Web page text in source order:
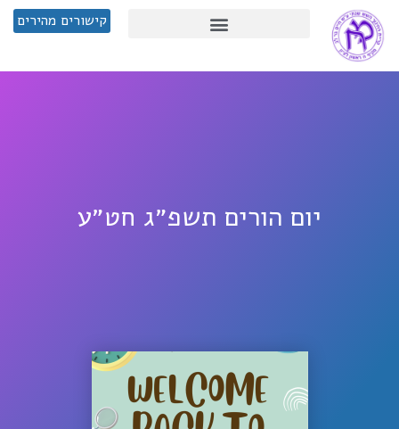
קישורים מהירים
יום הורים תשפ״ג חט״ע